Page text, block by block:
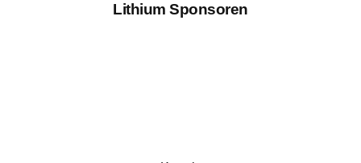
Lithium Sponsoren